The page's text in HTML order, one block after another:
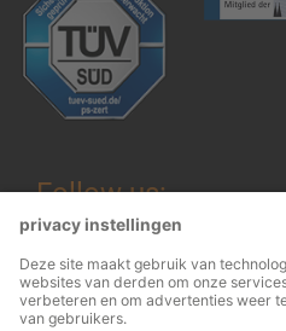
Follow us: